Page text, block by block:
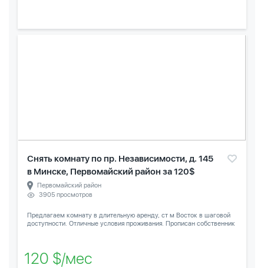
Снять комнату по пр. Независимости, д. 145
в Минске, Первомайский район за 120$
Первомайский район
3905 просмотров
Предлагаем комнату в длительную аренду, ст м Восток в шаговой
доступности. Отличные условия проживания. Прописан собственник
120 $/мес